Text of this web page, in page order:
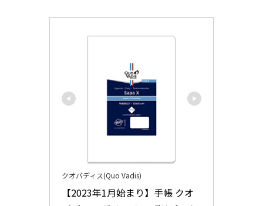
クオバディス(Quo Vadis)
【2023年1月始まり】手帳 クオ